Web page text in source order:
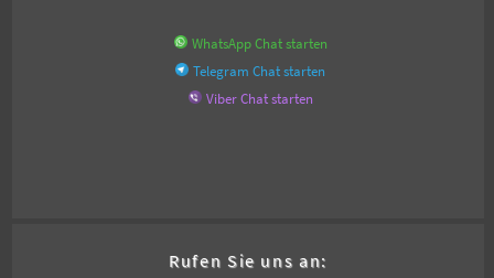
WhatsApp Chat starten
Telegram Chat starten
Viber Chat starten
Rufen Sie uns an: